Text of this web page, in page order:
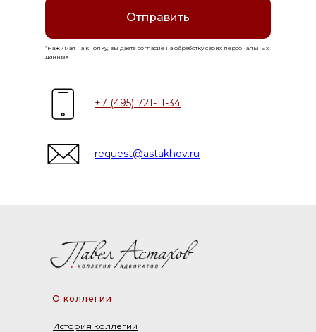
request@astakhov.ru
+7 (495) 721-11-34
Отправить
*Нажимая на кнопку, вы даете согласие на обработку своих персональных
данных
О коллегии
История коллегии